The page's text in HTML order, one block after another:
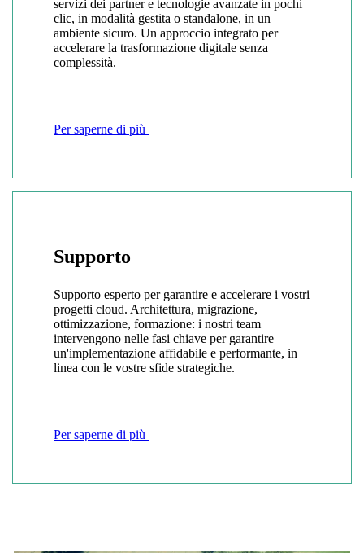
servizi dei partner e tecnologie avanzate in pochi
clic, in modalità gestita o standalone, in un
ambiente sicuro. Un approccio integrato per
accelerare la trasformazione digitale senza
complessità.
Per saperne di più
Supporto
Supporto esperto per garantire e accelerare i vostri
progetti cloud. Architettura, migrazione,
ottimizzazione, formazione: i nostri team
intervengono nelle fasi chiave per garantire
un'implementazione affidabile e performante, in
linea con le vostre sfide strategiche.
Per saperne di più